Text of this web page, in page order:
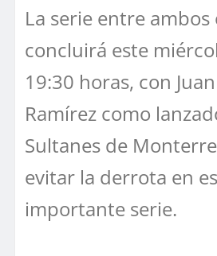
La serie entre
concluirá este
19:30 horas, con
Ramírez como
Sultanes de
evitar la derrota en
importante serie.